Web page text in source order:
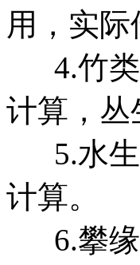
用，实
4.竹类
计算，丛
5.水生
计算。
6.攀缘